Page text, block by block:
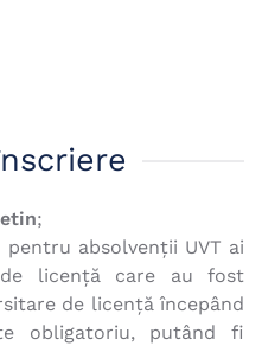
;
pentru absolvenții UVT ai
licență care au fost
de licență începând
obligatoriu, putând fi